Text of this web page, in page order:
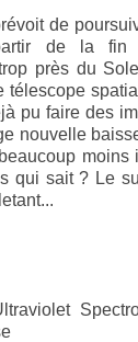
de
de la
près du
télescope
pu faire des
nouvelle
moins
qui sait ? Le